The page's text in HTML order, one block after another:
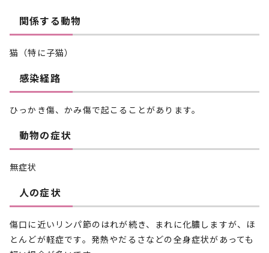
関係する動物
猫（特に子猫）
感染経路
ひっかき傷、かみ傷で起こることがあります。
動物の症状
無症状
人の症状
傷口に近いリンパ節のはれが続き、まれに化膿しますが、ほ
とんどが軽症です。発熱やだるさなどの全身症状があっても